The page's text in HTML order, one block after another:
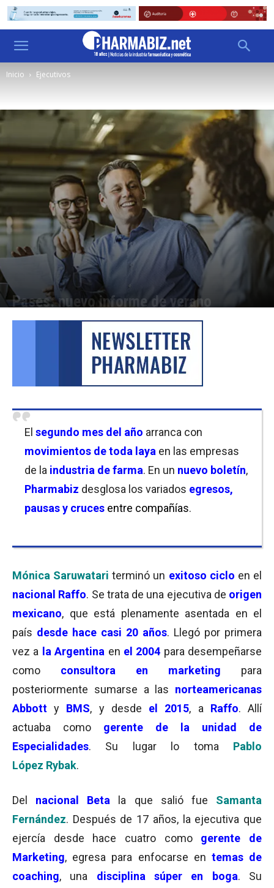
Inicio Ejecutivos
Pases: nuevo informe de verano
Por Laura Ponasso - 03/02/2023 14:30
El segundo mes del año arranca con
movimientos de toda laya en las empresas
de la industria de farma. En un nuevo boletín,
Pharmabiz desglosa los variados egresos,
pausas y cruces entre compañías.
Mónica Saruwatari terminó un exitoso ciclo en el
nacional Raffo. Se trata de una ejecutiva de origen
mexicano, que está plenamente asentada en el
país desde hace casi 20 años. Llegó por primera
vez a la Argentina en el 2004 para desempeñarse
como consultora en marketing para
posteriormente sumarse a las norteamericanas
Abbott y BMS, y desde el 2015, a Raffo. Allí
actuaba como gerente de la unidad de
Especialidades. Su lugar lo toma Pablo
López Rybak.
Del nacional Beta la que salió fue Samanta
Fernández. Después de 17 años, la ejecutiva que
ejercía desde hace cuatro como gerente de
Marketing, egresa para enfocarse en temas de
coaching, una disciplina súper en boga. Su